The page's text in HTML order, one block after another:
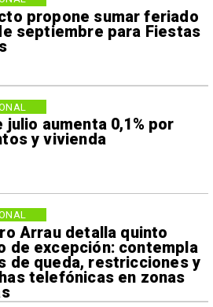
propone sumar feriado
septiembre para Fiestas
julio aumenta 0,1% por
y vivienda
Arrau detalla quinto
de excepción: contempla
de queda, restricciones y
telefónicas en zonas